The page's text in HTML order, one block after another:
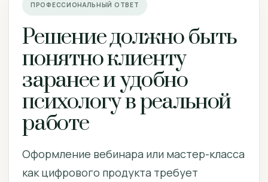
ПРОФЕССИОНАЛЬНЫЙ ОТВЕТ
Решение должно быть
понятно клиенту
заранее и удобно
психологу в реальной
работе
Оформление вебинара или мастер-класса
как цифрового продукта требует